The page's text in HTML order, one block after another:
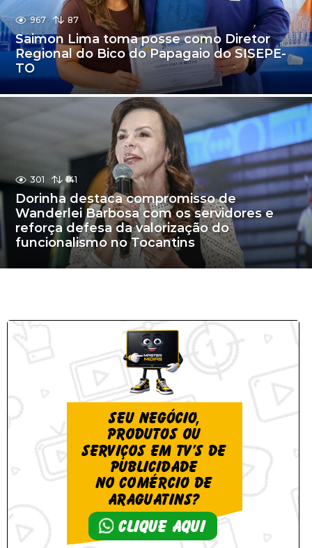
967 87
Saimon Lima toma posse como Diretor
Regional do Bico do Papagaio do SISEPE-
TO
301 141
Dorinha destaca compromisso de
Wanderlei Barbosa com os servidores e
reforça defesa da valorização do
funcionalismo no Tocantins